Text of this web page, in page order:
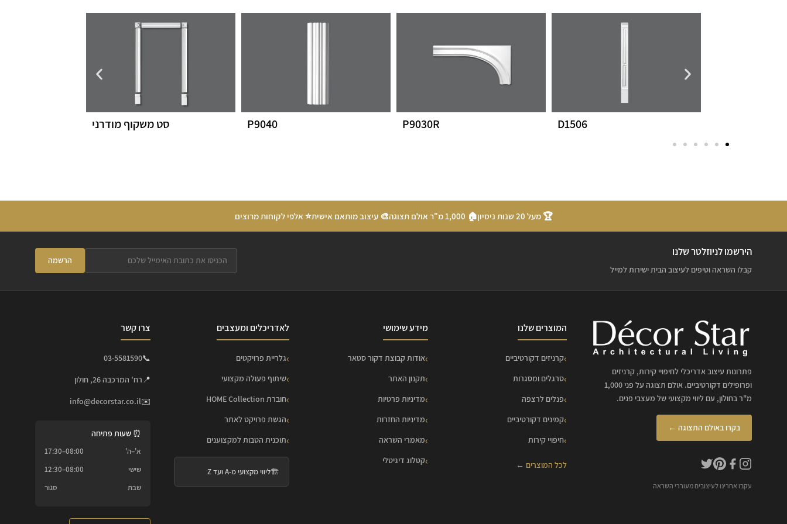
D1506
P9030R
P9040 סט משקוף מודרני
🏆 מעל 20 שנות ניסיון 🏠 1,000 מ"ר אולם תצוגה 🎨 עיצוב מותאם אישית⭐ אלפי לקוחות מרוצים
הירשמו לניוזלטר שלנו
קבלו השראה וטיפים לעיצוב הבית ישירות למייל
הרשמה
פתרונות עיצוב אדריכלי לחיפויי קירות, קרניזים
ופרופילים דקורטיביים. אולם תצוגה על פני 1,000
מ"ר בחולון, עם ליווי מקצועי של מעצבי פנים.
בקרו באולם התצוגה ←
עקבו אחרינו לעיצובים מעוררי השראה
המוצרים שלנו
קרניזים דקורטיביים
סרגלים ומסגרות
פנלים לרצפה
קמינים דקורטיביים
חיפויי קירות
לכל המוצרים ←
מידע שימושי
אודות קבוצת דקור סטאר
תקנון האתר
מדיניות פרטיות
מדיניות החזרות
מאמרי השראה
קטלוג דיגיטלי
לאדריכלים ומעצבים
גלריית פרויקטים
שיתוף פעולה מקצועי
חוברת HOME Collection
הגשת פרויקט לאתר
תוכנית הטבות למקצוענים
🏗️ליווי מקצועי מ-A ועד Z
צרו קשר
📞
03-5581590
📍רח' המרכבה 26, חולון
✉️
info@decorstar.co.il
⏰ שעות פתיחה
א'–ה'
08:00–17:30
שישי
08:00–12:30
שבת
סגור